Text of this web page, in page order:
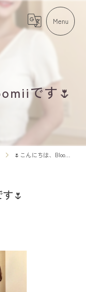
です🌷
🌷こんにちは、Bloomiiです🌷
🌷